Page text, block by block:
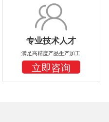
专业技术人才
满足高精度产品生产加工
立即咨询